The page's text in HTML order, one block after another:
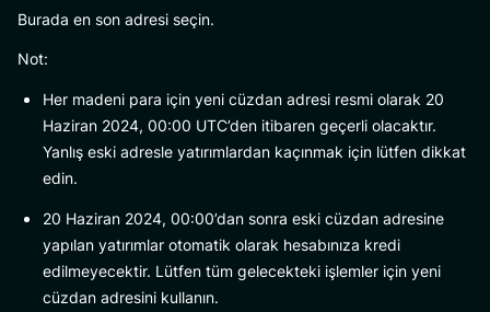
Burada en son adresi seçin.
Not:
Her madeni para için yeni cüzdan adresi resmi olarak 20
Haziran 2024, 00:00 UTC’den itibaren geçerli olacaktır.
Yanlış eski adresle yatırımlardan kaçınmak için lütfen dikkat
edin.
20 Haziran 2024, 00:00’dan sonra eski cüzdan adresine
yapılan yatırımlar otomatik olarak hesabınıza kredi
edilmeyecektir. Lütfen tüm gelecekteki işlemler için yeni
cüzdan adresini kullanın.